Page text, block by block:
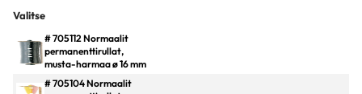
Valitse
# 705112 Normaalit
permanenttirullat,
musta-harmaa ø 16 mm
# 705104 Normaalit